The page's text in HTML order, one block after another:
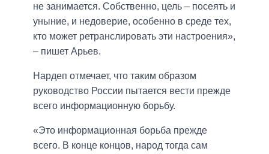
не занимается. Собственно, цель – посеять и
уныние, и недоверие, особенно в среде тех,
кто может ретранслировать эти настроения»,
– пишет Арьев.
Нардеп отмечает, что таким образом
руководство России пытается вести прежде
всего информационную борьбу.
«Это информационная борьба прежде
всего. В конце концов, народ тогда сам